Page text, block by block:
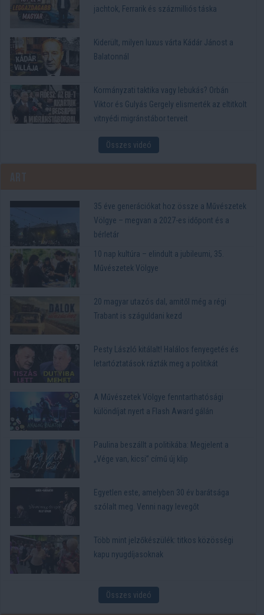
jachtok, Ferrarik és százmilliós táska
Kiderült, milyen luxus várta Kádár Jánost a
Balatonnál
Kormányzati taktika vagy lebukás? Orbán
Viktor és Gulyás Gergely elismerték az eltitkolt
vitnyédi migránstábor terveit
Összes videó
35 éve generációkat hoz össze a Művészetek
Völgye – megvan a 2027-es időpont és a
bérletár
10 nap kultúra – elindult a jubileumi, 35.
Művészetek Völgye
20 magyar utazós dal, amitől még a régi
Trabant is száguldani kezd
Pesty László kitálalt! Halálos fenyegetés és
letartóztatások rázták meg a politikát
A Művészetek Völgye fenntarthatósági
különdíjat nyert a Flash Award gálán
Paulina beszállt a politikába: Megjelent a
„Vége van, kicsi” című új klip
Egyetlen este, amelyben 30 év barátsága
szólalt meg. Venni nagy levegőt
Több mint jelzőkészülék: titkos közösségi
kapu nyugdíjasoknak
Összes videó